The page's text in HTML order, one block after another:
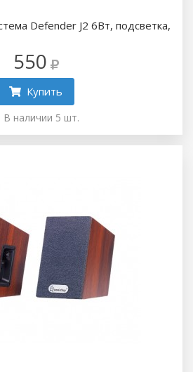
Defender J2 6Вт, подсветка,
550
Купить
В наличии 5 шт.